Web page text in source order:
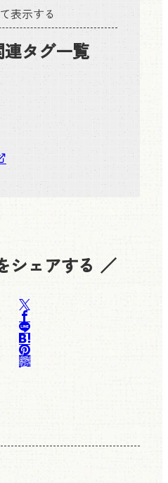
表示する
タグ一覧
シェアする ／